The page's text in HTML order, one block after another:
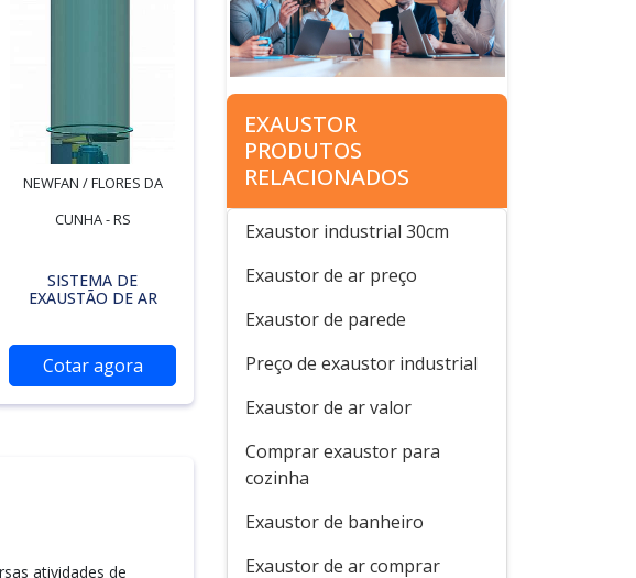
NEWFAN / FLORES DA
CUNHA - RS
SISTEMA DE
EXAUSTÃO DE AR
Cotar agora
atividades de
EXAUSTOR
PRODUTOS
RELACIONADOS
Exaustor industrial 30cm
Exaustor de ar preço
Exaustor de parede
Preço de exaustor industrial
Exaustor de ar valor
Comprar exaustor para
cozinha
Exaustor de banheiro
Exaustor de ar comprar